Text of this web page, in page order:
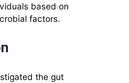
based on
factors.
the gut